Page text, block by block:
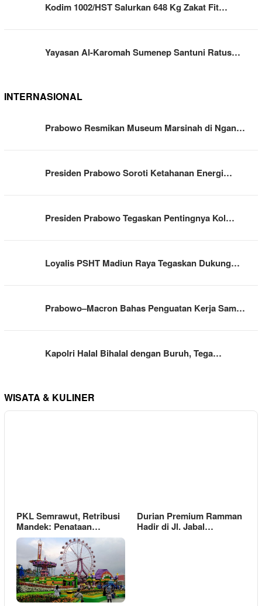
Kodim 1002/HST Salurkan 648 Kg Zakat Fit…
Yayasan Al-Karomah Sumenep Santuni Ratus…
INTERNASIONAL
Prabowo Resmikan Museum Marsinah di Ngan…
Presiden Prabowo Soroti Ketahanan Energi…
Presiden Prabowo Tegaskan Pentingnya Kol…
Loyalis PSHT Madiun Raya Tegaskan Dukung…
Prabowo–Macron Bahas Penguatan Kerja Sam…
Kapolri Halal Bihalal dengan Buruh, Tega…
WISATA & KULINER
PKL Semrawut, Retribusi
Mandek: Penataan…
Durian Premium Ramman
Hadir di Jl. Jabal…